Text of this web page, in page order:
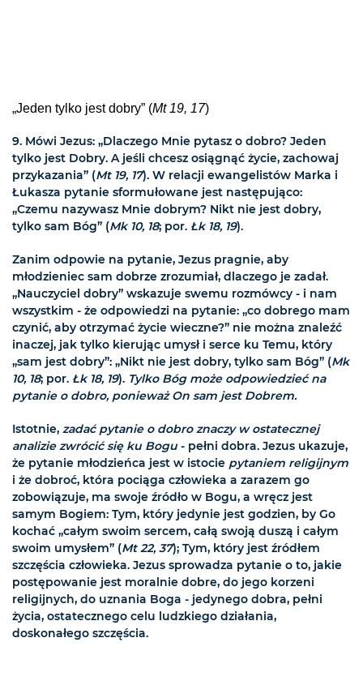
„Jeden tylko jest dobry” (Mt 19, 17)
9. Mówi Jezus: „Dlaczego Mnie pytasz o dobro? Jeden
tylko jest Dobry. A jeśli chcesz osiągnąć życie, zachowaj
przykazania” (Mt 19, 17). W relacji ewangelistów Marka i
Łukasza pytanie sformułowane jest następująco:
„Czemu nazywasz Mnie dobrym? Nikt nie jest dobry,
tylko sam Bóg” (Mk 10, 18; por. Łk 18, 19).
Zanim odpowie na pytanie, Jezus pragnie, aby
młodzieniec sam dobrze zrozumiał, dlaczego je zadał.
„Nauczyciel dobry” wskazuje swemu rozmówcy - i nam
wszystkim - że odpowiedzi na pytanie: „co dobrego mam
czynić, aby otrzymać życie wieczne?” nie można znaleźć
inaczej, jak tylko kierując umysł i serce ku Temu, który
„sam jest dobry”: „Nikt nie jest dobry, tylko sam Bóg” (Mk
10, 18; por. Łk 18, 19). Tylko Bóg może odpowiedzieć na
pytanie o dobro, ponieważ On sam jest Dobrem.
Istotnie, zadać pytanie o dobro znaczy w ostatecznej
analizie zwrócić się ku Bogu- pełni dobra. Jezus ukazuje,
że pytanie młodzieńca jest w istocie pytaniem religijnym
i że dobroć, która pociąga człowieka a zarazem go
zobowiązuje, ma swoje źródło w Bogu, a wręcz jest
samym Bogiem: Tym, który jedynie jest godzien, by Go
kochać „całym swoim sercem, całą swoją duszą i całym
swoim umysłem” (Mt 22, 37); Tym, który jest źródłem
szczęścia człowieka. Jezus sprowadza pytanie o to, jakie
postępowanie jest moralnie dobre, do jego korzeni
religijnych, do uznania Boga - jedynego dobra, pełni
życia, ostatecznego celu ludzkiego działania,
doskonałego szczęścia.